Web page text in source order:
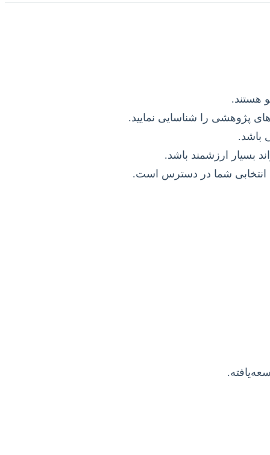
هستند.
پژوهشی را شناسایی نمایید.
باشد.
بسیار ارزشمند باشد.
انتخابی شما در دسترس است.